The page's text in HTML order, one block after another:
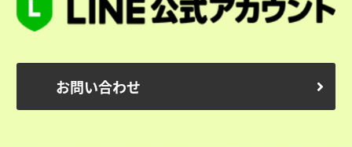
お問い合わせ